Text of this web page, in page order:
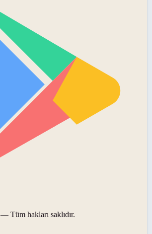
— Tüm hakları saklıdır.